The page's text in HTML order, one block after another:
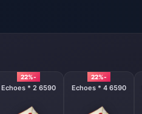
-22%
6590 Echoes * 4
-22%
6590 Echoes * 2